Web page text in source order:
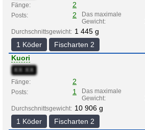
Fänge:
2
Posts: 2
Das maximale
Gewicht:
Durchschnittsgewicht: 1 445 g
1 Köder
Fischarten 2
Kuori
XX:XX
Fänge:
2
Posts: 1
Das maximale
Gewicht:
Durchschnittsgewicht: 10 906 g
1 Köder
Fischarten 2